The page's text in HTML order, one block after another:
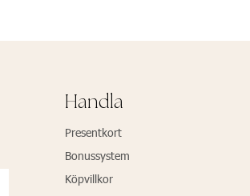
Handla
Presentkort
Bonussystem
Köpvillkor